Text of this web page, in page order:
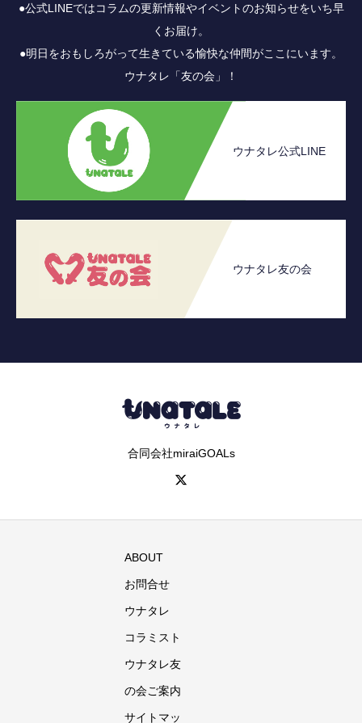
●公式LINEではコラムの更新情報やイベントのお知らせをいち早
くお届け。
●明日をおもしろがって生きている愉快な仲間がここにいます。
ウナタレ「友の会」！
ウナタレ公式LINE
ウナタレ友の会
合同会社miraiGOALs
ABOUT
お問合せ
ウナタレ
コラミスト
ウナタレ友
の会ご案内
サイトマッ